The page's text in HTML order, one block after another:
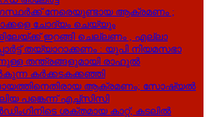
നേരെയുണ്ടായ ആക്രമണം ;
ചോദ്യം ചെയ്യും
ഇറങ്ങി ചെല്ലണം , എല്ലാ
തയ്യാറാക്കണം : യുപി നിയമസഭാ
തന്ത്രങ്ങളുമായി രാഹുൽ
കർക്കടകക്കഞ്ഞി
ആക്രമണം; സോഷ്യൽ
പങ്കെന്ന് എച്ച്‌സിസി
ശക്തമായ കാറ്റ്; കടലിൽ